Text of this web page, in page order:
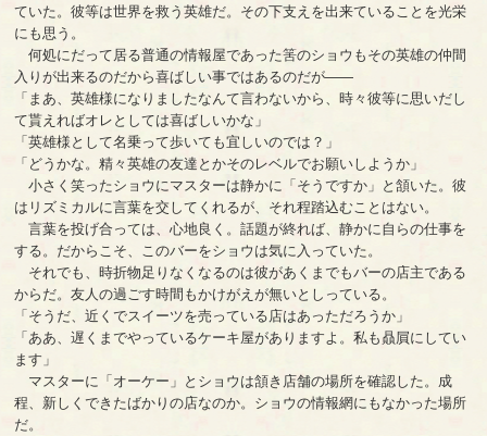
ていた。彼等は世界を救う英雄だ。その下支えを出来ていることを光栄
にも思う。
何処にだって居る普通の情報屋であった筈のショウもその英雄の仲間
入りが出来るのだから喜ばしい事ではあるのだが――
「まあ、英雄様になりましたなんて言わないから、時々彼等に思いだし
て貰えればオレとしては喜ばしいかな」
「英雄様として名乗って歩いても宜しいのでは？」
「どうかな。精々英雄の友達とかそのレベルでお願いしようか」
小さく笑ったショウにマスターは静かに「そうですか」と頷いた。彼
はリズミカルに言葉を交してくれるが、それ程踏込むことはない。
言葉を投げ合っては、心地良く。話題が終れば、静かに自らの仕事を
する。だからこそ、このバーをショウは気に入っていた。
それでも、時折物足りなくなるのは彼があくまでもバーの店主である
からだ。友人の過ごす時間もかけがえが無いとしっている。
「そうだ、近くでスイーツを売っている店はあっただろうか」
「ああ、遅くまでやっているケーキ屋がありますよ。私も贔屓にしてい
ます」
マスターに「オーケー」とショウは頷き店舗の場所を確認した。成
程、新しくできたばかりの店なのか。ショウの情報網にもなかった場所
だ。